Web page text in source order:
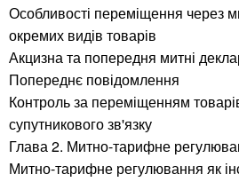
Особливості переміщення через
окремих видів товарів
Акцизна та попередня митні
Попереднє повідомлення
Контроль за переміщенням
супутникового зв'язку
Глава 2. Митно-тарифне
Митно-тарифне регулювання як